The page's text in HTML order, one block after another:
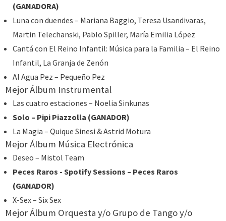
(GANADORA)
Luna con duendes – Mariana Baggio, Teresa Usandivaras,
Martin Telechanski, Pablo Spiller, María Emilia López
Cantá con El Reino Infantil: Música para la Familia – El Reino
Infantil, La Granja de Zenón
Al Agua Pez – Pequeño Pez
Mejor Álbum Instrumental
Las cuatro estaciones – Noelia Sinkunas
Solo – Pipi Piazzolla (GANADOR)
La Magia – Quique Sinesi & Astrid Motura
Mejor Álbum Música Electrónica
Deseo – Mistol Team
Peces Raros - Spotify Sessions – Peces Raros
(GANADOR)
X-Sex – Six Sex
Mejor Álbum Orquesta y/o Grupo de Tango y/o